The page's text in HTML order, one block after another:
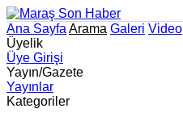
Ana Sayfa Arama Galeri Video
Üyelik
Üye Girişi
Yayın/Gazete
Yayınlar
Kategoriler